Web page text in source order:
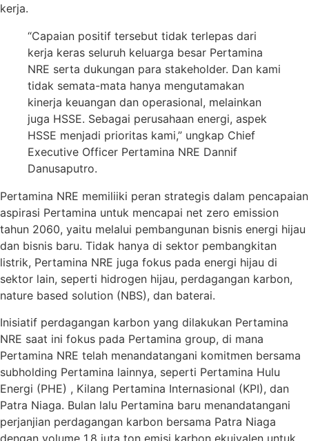
kerja.
“Capaian positif tersebut tidak terlepas dari
kerja keras seluruh keluarga besar Pertamina
NRE serta dukungan para stakeholder. Dan kami
tidak semata-mata hanya mengutamakan
kinerja keuangan dan operasional, melainkan
juga HSSE. Sebagai perusahaan energi, aspek
HSSE menjadi prioritas kami,” ungkap Chief
Executive Officer Pertamina NRE Dannif
Danusaputro.
Pertamina NRE memiliiki peran strategis dalam pencapaian
aspirasi Pertamina untuk mencapai net zero emission
tahun 2060, yaitu melalui pembangunan bisnis energi hijau
dan bisnis baru. Tidak hanya di sektor pembangkitan
listrik, Pertamina NRE juga fokus pada energi hijau di
sektor lain, seperti hidrogen hijau, perdagangan karbon,
nature based solution (NBS), dan baterai.
Inisiatif perdagangan karbon yang dilakukan Pertamina
NRE saat ini fokus pada Pertamina group, di mana
Pertamina NRE telah menandatangani komitmen bersama
subholding Pertamina lainnya, seperti Pertamina Hulu
Energi (PHE) , Kilang Pertamina Internasional (KPI), dan
Patra Niaga. Bulan lalu Pertamina baru menandatangani
perjanjian perdagangan karbon bersama Patra Niaga
dengan volume 1,8 juta ton emisi karbon ekuivalen untuk